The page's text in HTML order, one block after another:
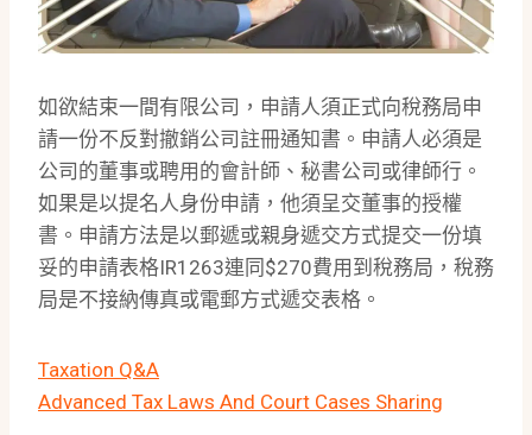
如欲結束一間有限公司，申請人須正式向稅務局申
請一份不反對撤銷公司註冊通知書。申請人必須是
公司的董事或聘用的會計師、秘書公司或律師行。
如果是以提名人身份申請，他須呈交董事的授權
書。申請方法是以郵遞或親身遞交方式提交一份填
妥的申請表格IR1263連同$270費用到稅務局，稅務
局是不接納傳真或電郵方式遞交表格。
Taxation Q&A
Advanced Tax Laws And Court Cases Sharing